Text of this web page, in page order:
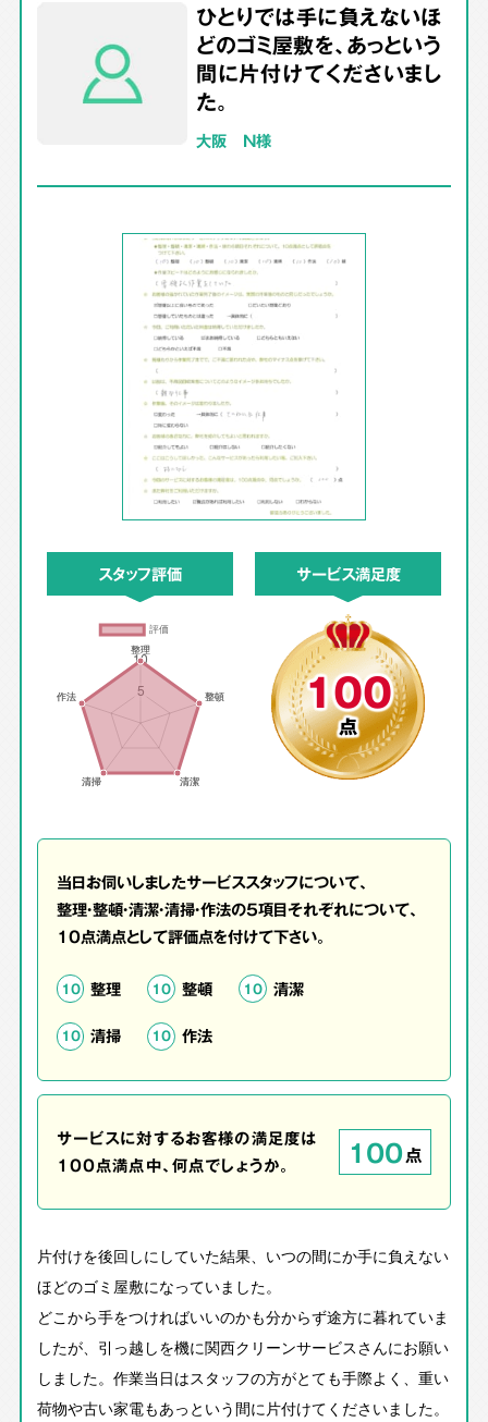
ひとりでは手に負えないほ
どのゴミ屋敷を、あっという
間に片付けてくださいまし
た。
大阪 N様
スタッフ評価 サービス満足度
100
点
当日お伺いしましたサービススタッフについて、
整理・整頓・清潔・清掃・作法の5項目それぞれについて、
10点満点として評価点を付けて下さい。
10 整理 10 整頓 10 清潔
10 清掃 10 作法
サービスに対するお客様の満足度は
100点満点中、何点でしょうか。
100点
片付けを後回しにしていた結果、いつの間にか手に負えない
ほどのゴミ屋敷になっていました。
どこから手をつければいいのかも分からず途方に暮れていま
したが、引っ越しを機に関西クリーンサービスさんにお願い
しました。作業当日はスタッフの方がとても手際よく、重い
荷物や古い家電もあっという間に片付けてくださいました。